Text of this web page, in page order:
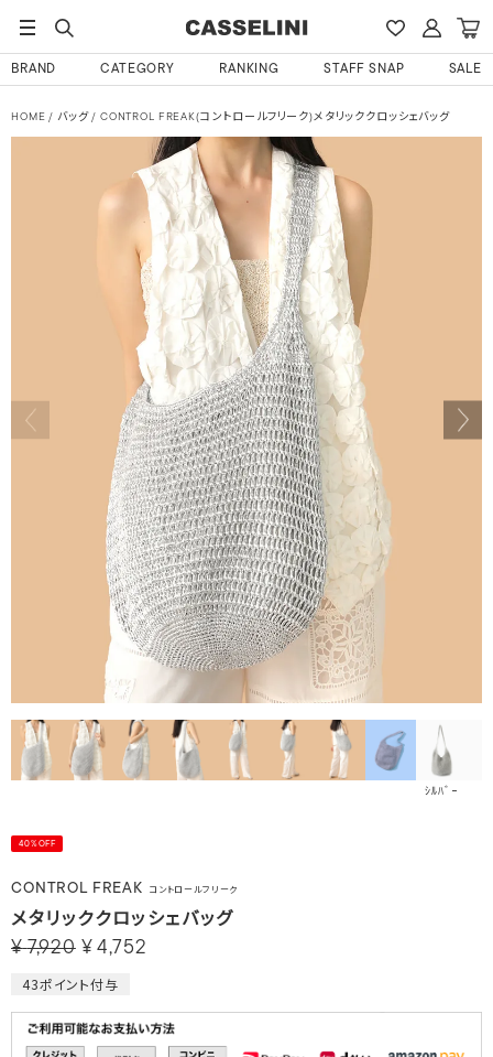
BRAND CATEGORY RANKING STAFF SNAP SALE
HOME バッグ CONTROL FREAK(コントロールフリーク)メタリッククロッシェバッグ
ｼﾙﾊﾞｰ
40%OFF
CONTROL FREAK コントロールフリーク
メタリッククロッシェバッグ
¥ 7,920 ¥ 4,752
43ポイント付与